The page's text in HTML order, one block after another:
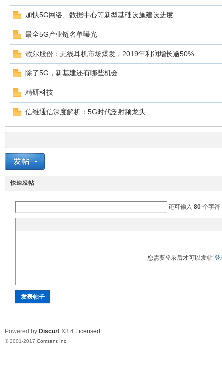
加快5G网络、数据中心等新型基础设施建设进度
最全5G产业链名单曝光
歌尔股份：无线耳机市场爆发，2019年利润增长逾50%
除了5G，新基建还有哪些机会
精研科技
信维通信深度解析：5G时代泛射频龙头
快速发帖
还可输入 80个字符
您需要登录后才可以发帖 登
发表帖子
Powered by Discuz! X3.4 Licensed
© 2001-2017 Comsenz Inc.